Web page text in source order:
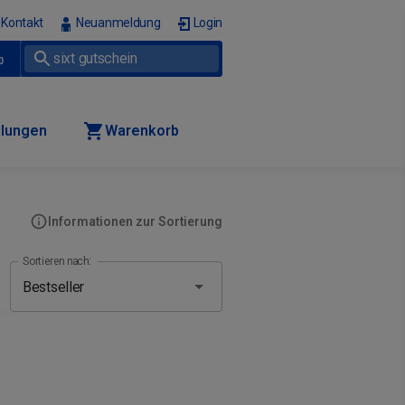
Kontakt Neuanmeldung Login
Warenkorb
Informationen zur Sortierung
Sortieren nach: